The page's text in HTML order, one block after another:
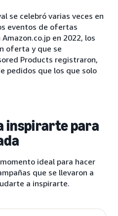
se celebró varias veces en
eventos de ofertas
en 2022, los
oferta y que se
Products registraron,
pedidos que los que solo
inspirarte para
ideal para hacer
que se llevaron a
a inspirarte.